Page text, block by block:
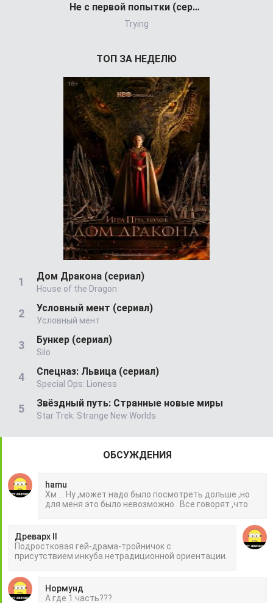
Не с первой попытки (сериал)
Trying
ТОП ЗА НЕДЕЛЮ
Дом Дракона (сериал)
House of the Dragon
Условный мент (сериал)
Условный мент
Бункер (сериал)
Silo
Спецназ: Львица (сериал)
Special Ops: Lioness
Звёздный путь: Странные новые миры
Star Trek: Strange New Worlds
ОБСУЖДЕНИЯ
hamu
Хм ... Ну ,может надо было посмотреть дольше ,но
для меня это было невозможно . Все говорят ,что
Древарх II
Подростковая гей-драма-тройничок с
присутствием инкуба нетрадиционной ориентации.
Нормунд
А где 1 часть???